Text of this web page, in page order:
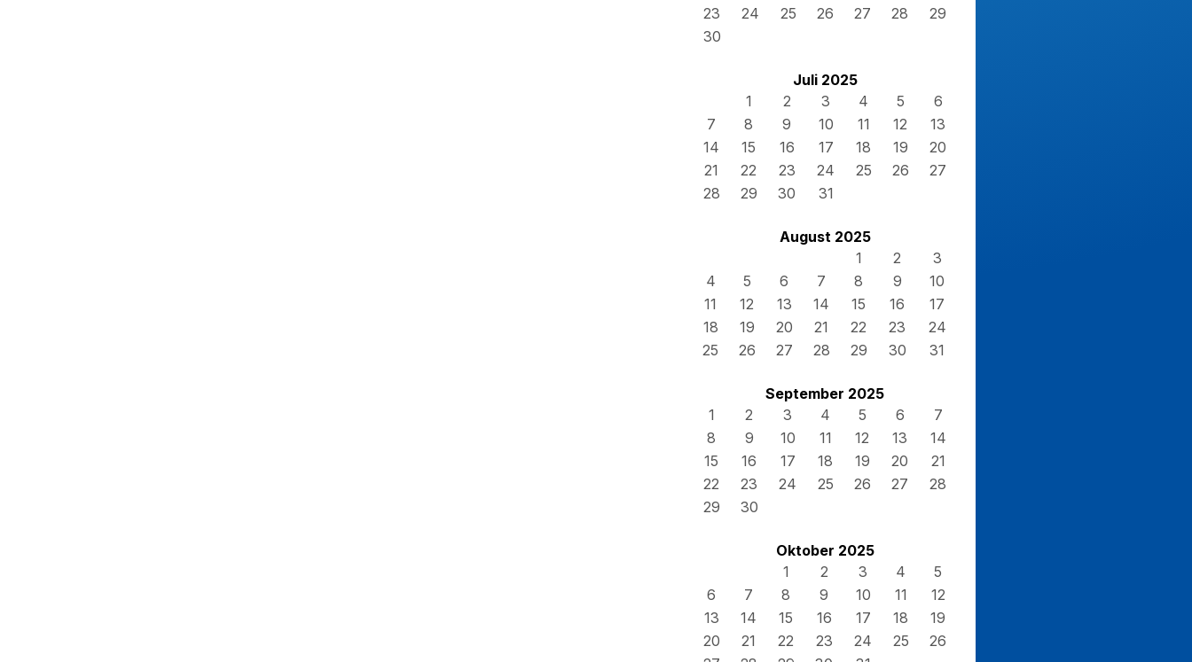
23
24 25 26 27 28
29
30
Juli 2025
1
2 3 4 5
6
7
8 9 10 11 12
13
14
15 16 17 18 19
20
21
22 23 24 25 26
27
28
29 30 31
August 2025
1
2
3
4
5 6 7 8 9
10
11
12 13 14 15 16
17
18
19 20 21 22 23
24
25
26 27 28 29 30 31
September 2025
1
2 3 4 5 6
7
8
9 10 11 12 13
14
15
16 17 18 19 20
21
22
23 24 25 26 27
28
29
30
Oktober 2025
1
2 3 4
5
6
7 8 9 10 11
12
13
14 15 16 17 18
19
20
21 22 23 24 25
26